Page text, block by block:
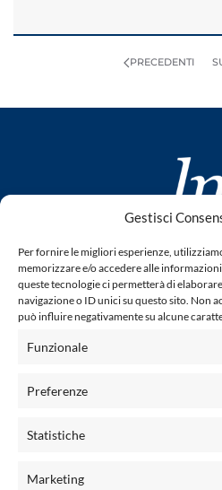
Gestisci
Per fornire le migliori esperienze,
memorizzare e/o accedere alle
queste tecnologie ci permetterà di
navigazione o ID unici su questo sito. Non
può influire negativamente su alcune
Funzionale
Preferenze
Statistiche
Marketing
PRECEDENTI
fondato da
Questo blog non rappresenta
quanto viene aggiornato senza
legge n° 62 del 7.03.2001.